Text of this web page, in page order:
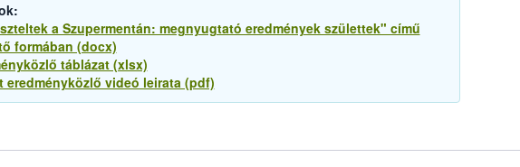
a Szupermentán: megnyugtató eredmények születtek" című
formában (docx)
táblázat (xlsx)
eredményközlő videó leirata (pdf)